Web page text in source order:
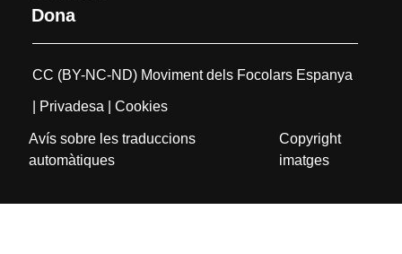
Dona
CC (BY-NC-ND) Moviment dels Focolars Espanya
| Privadesa | Cookies
Avís sobre les traduccions
automàtiques
Copyright
imatges